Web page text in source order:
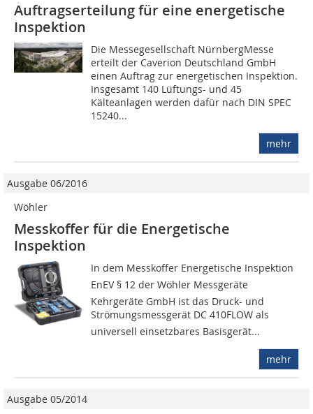
Auftragserteilung für eine energetische
Inspektion
Die Messegesellschaft NürnbergMesse
erteilt der Caverion Deutschland GmbH
einen Auftrag zur energetischen Inspektion.
Insgesamt 140 Lüftungs- und 45
Kälteanlagen werden dafür nach DIN SPEC
15240...
mehr
Ausgabe 06/2016
Wöhler
Messkoffer für die Energetische
Inspektion
In dem Messkoffer Energetische Inspektion
EnEV § 12 der Wöhler Messgeräte
Kehrgeräte GmbH ist das Druck- und
Strömungsmessgerät DC 410FLOW als
universell einsetzbares Basisgerät...
mehr
Ausgabe 05/2014